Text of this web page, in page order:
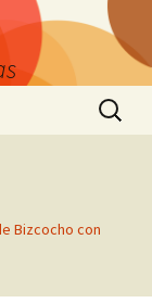
Buscar:
Bizcocho con